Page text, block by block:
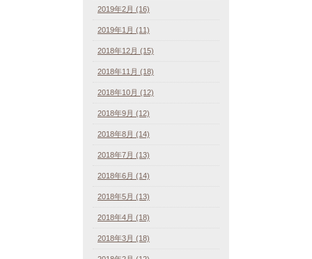
2019年2月 (16)
2019年1月 (11)
2018年12月 (15)
2018年11月 (18)
2018年10月 (12)
2018年9月 (12)
2018年8月 (14)
2018年7月 (13)
2018年6月 (14)
2018年5月 (13)
2018年4月 (18)
2018年3月 (18)